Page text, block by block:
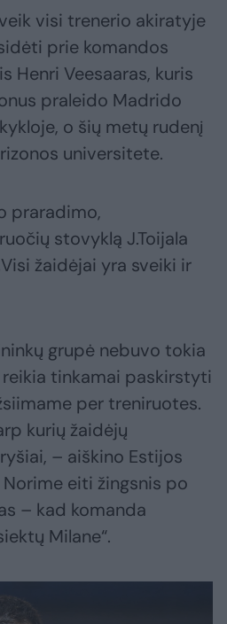
visi trenerio akiratyje
prie komandos
Henri Veesaaras, kuris
praleido Madrido
o šių metų rudenį
universitete.
praradimo,
stovyklą J.Toijala
žaidėjai yra sveiki ir
grupė nebuvo tokia
tinkamai paskirstyti
per treniruotes.
kurių žaidėjų
– aiškino Estijos
eiti žingsnis po
– kad komanda
Milane“.